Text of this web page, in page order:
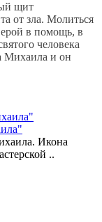
щит
от зла. Молиться
в помощь, в
человека
Михаила и он
Икона
..